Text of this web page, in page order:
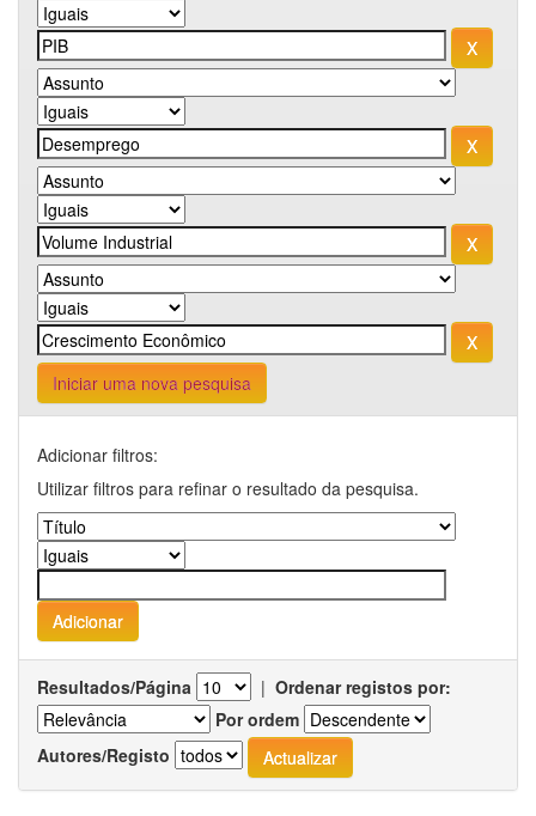
Iniciar uma nova pesquisa
Adicionar filtros:
Utilizar filtros para refinar o resultado da pesquisa.
Resultados/Página | Ordenar registos por:
Por ordem
Autores/Registo